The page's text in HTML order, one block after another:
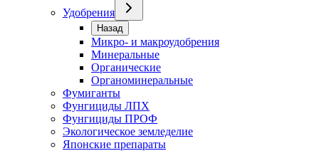
Удобрения
Назад
Микро- и макроудобрения
Минеральные
Органические
Органоминеральные
Фумиганты
Фунгициды ЛПХ
Фунгициды ПРОФ
Экологическое земледелие
Японские препараты